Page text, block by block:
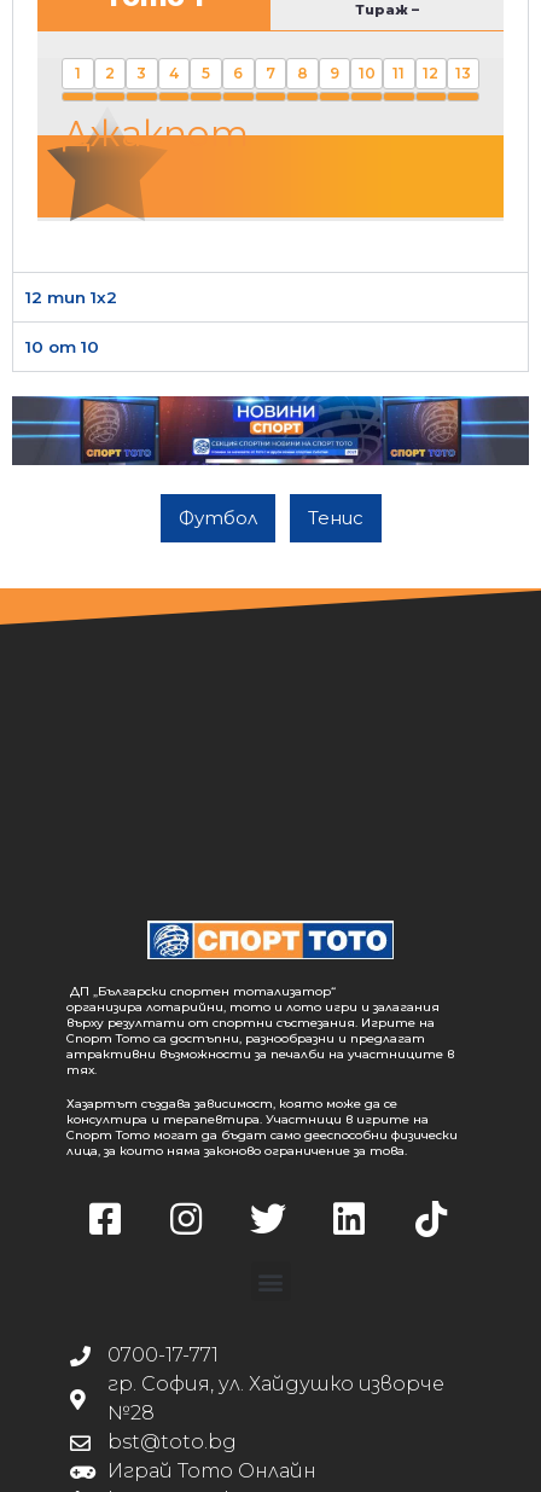
Тираж –
1 2 3 4 5 6 7 8 9 10 11 12 13
Джакпот
12 тип 1х2
10 от 10
Футбол Тенис
ДП „Български спортен тотализатор“
организира лотарийни, тото и лото игри и залагания
върху резултати от спортни състезания. Игрите на
Спорт Тото са достъпни, разнообразни и предлагат
атрактивни възможности за печалби на участниците в
тях.
Хазартът създава зависимост, която може да се
консултира и терапевтира. Участници в игрите на
Спорт Тото могат да бъдат само дееспособни физически
лица, за които няма законово ограничение за това.
0700-17-771
гр. София, ул. Хайдушко изворче
№28
bst@toto.bg
Играй Тото Онлайн